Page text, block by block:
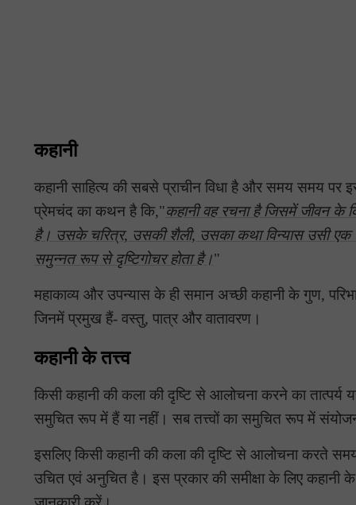
कहानी
कहानी साहित्य की सबसे प्राचीन विधा है और समय समय पर
प्रेमचंद का कथन है कि,"कहानी वह रचना है जिसमें जीवन के
है। उसके चरित्र, उसकी शैली, उसका कथा विन्यास उसी एक
समुन्नत रूप से दृष्टिगोचर होता है।"
महाकाव्य और उपन्यास के ही समान अच्छी कहानी के गुण,
जिनमें प्रमुख हैं- वस्तु, पात्र और वातावरण।
कहानी के तत्त्व
किसी कहानी की कला की दृष्टि से आलोचना करने का तात्पर्य
समुचित रूप में हैं या नहीं। सब तत्त्वों का समुचित रूप में
इसलिए किसी कहानी की कला की दृष्टि से आलोचना करते
उचित एवं अनुचित है। इस प्रकार की समीक्षा के लिए कहानी